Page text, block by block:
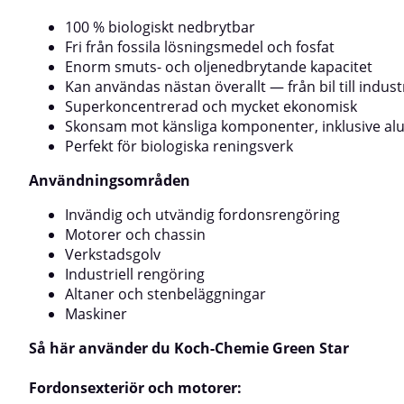
aluminiumfälgarRekommendationer för
användningFörrengöring:Späd 1:30 till 1:50 beroende
på smutsnivå.Fälgrengöring:Späd 1:3 till
1:10.Avvaxning av sampolymerer:Späd 1:5 till
1:10.Högtryckstvätt i självservice:Späd cirka
1:300.Applicera över hela ytan, låt verka en kort
stund och skölj sedan noggrant med högtryckstvätt.
TornadorSpraya
eller torr ytaLåt
OBSKontrollera
före
oönskad
100 % biologiskt nedbrytbar
Fri från fossila lösningsmedel och fosfat
Enorm smuts- och oljenedbrytande kapacitet
Kan användas nästan överallt — från bil till
Superkoncentrerad och mycket ekonomisk
Skonsam mot känsliga komponenter, inklusive
Perfekt för biologiska reningsverk
Användningsområden
Invändig och utvändig fordonsrengöring
Motorer och chassin
Verkstadsgolv
Industriell rengöring
Altaner och stenbeläggningar
Maskiner
Så här använder du Koch-Chemie Green Star
Fordonsexteriör och motorer: